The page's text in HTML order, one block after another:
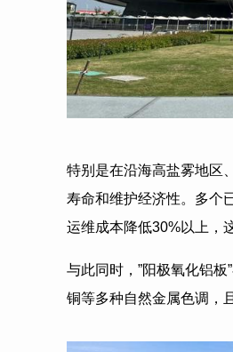
特别是在沿海高盐雾地区
寿命和维护经济性。多个
运维成本降低30%以上，
与此同时，”阳极氧化铝
铜等多种自然金属色调，